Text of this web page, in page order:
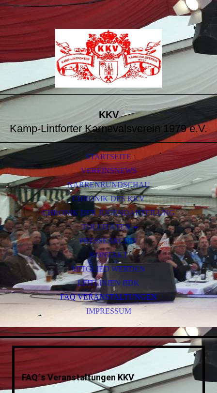
KKV
Kamp-Lintforter Karnevalsverein 1979 e.V.
STARTSEITE
VEREINSNEWS
NARRENRUNDSCHAU
CHRONIK DES KKV
CHRONIK DER JUGENDABTEILUNG
TOLLITÄTEN
TOLLITÄTEN DER STADT
TOLLITÄTEN DER JUGEND
PRESSEARCHIV
KONTAKT
MITGLIED WERDEN
LEITLINIEN BDK
FAQ VERANSTALTUNGEN
IMPRESSUM
FAQ´s Veranstaltungen KKV